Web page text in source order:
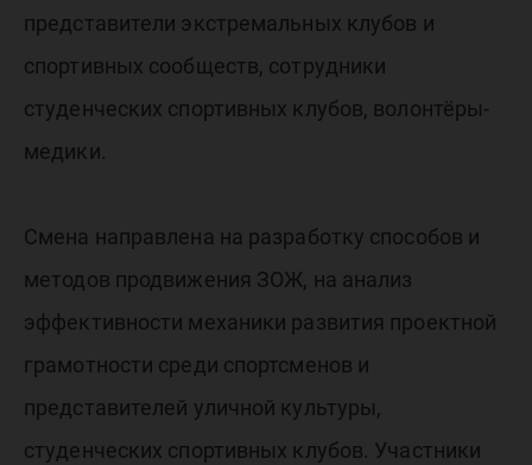
представители экстремальных клубов и
спортивных сообществ, сотрудники
студенческих спортивных клубов, волонтёры-
медики.
Смена направлена на разработку способов и
методов продвижения ЗОЖ, на анализ
эффективности механики развития проектной
грамотности среди спортсменов и
представителей уличной культуры,
студенческих спортивных клубов. Участники